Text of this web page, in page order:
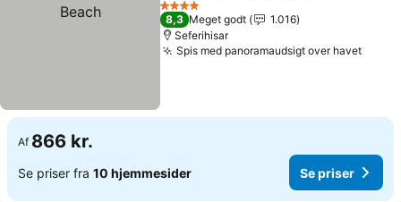
4 Stjerner
8,3 Meget godt
1.016
Seferihisar
Spis med panoramaudsigt over havetSe
Af 866 kr.
Se priser fra 10 hjemmesider Se priser